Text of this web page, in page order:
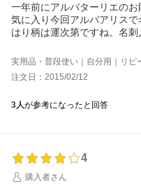
一年前にアルバターリエの
気に入り今回アルバアリス
はり柄は運次第ですね。名刺
レイに入っていて写真のよ
っかり、左半分は少しぼんや
ある程度、好みの柄が選べ
にはない上品なデザインです
実用品・普段使い｜自分用｜リピ
注文日：2015/02/12
3人が参考になったと回答
4
購入者さん